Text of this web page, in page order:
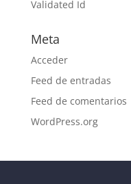
Validated Id
Meta
Acceder
Feed de entradas
Feed de comentarios
WordPress.org